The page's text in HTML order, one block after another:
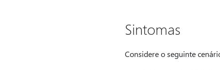
Sintomas
Considere o seguinte